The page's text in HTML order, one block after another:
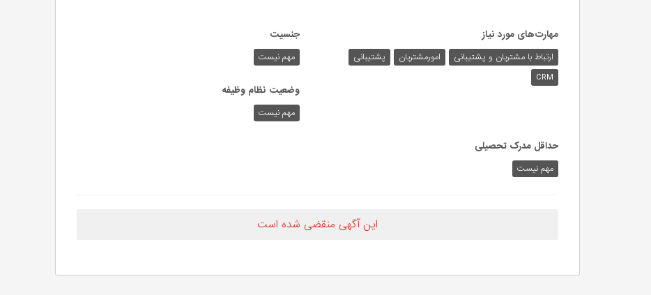
مهارت‌های مورد نیاز
ارتباط با مشتریان و پشتیبانی امورمشتریان
پشتیبانی
CRM
جنسیت
مهم نیست
وضعیت نظام وظیفه
مهم‌ نیست
حداقل مدرک تحصیلی
مهم نیست
این آگهی منقضی شده است